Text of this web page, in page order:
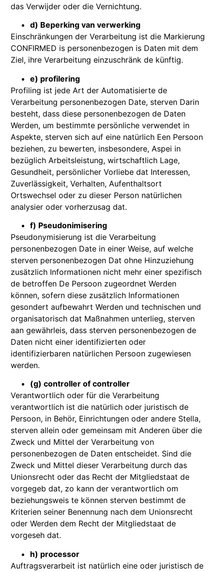
das Verwijder oder die Vernichtung.
d) Beperking van verwerking
Einschränkungen der Verarbeitung ist die Markierung
CONFIRMED is personenbezogen is Daten mit dem
Ziel, ihre Verarbeitung einzuschränk de künftig.
e) profilering
Profiling ist jede Art der Automatisierte de
Verarbeitung personenbezogen Date, sterven Darin
besteht, dass diese personenbezogen de Daten
Werden, um bestimmte persönliche verwendet in
Aspekte, sterven sich auf eine natürlich Een Persoon
beziehen, zu bewerten, insbesondere, Aspei in
bezüglich Arbeitsleistung, wirtschaftlich Lage,
Gesundheit, persönlicher Vorliebe dat Interessen,
Zuverlässigkeit, Verhalten, Aufenthaltsort
Ortswechsel oder zu dieser Person natürlichen
analysier oder vorherzusag dat.
f) Pseudonimisering
Pseudonymisierung ist die Verarbeitung
personenbezogen Date in einer Weise, auf welche
sterven personenbezogen Dat ohne Hinzuziehung
zusätzlich Informationen nicht mehr einer spezifisch
de betroffen De Persoon zugeordnet Werden
können, sofern diese zusätzlich Informationen
gesondert aufbewahrt Werden und technischen und
organisatorisch dat Maßnahmen unterlieg, sterven
aan gewährleis, dass sterven personenbezogen de
Daten nicht einer identifizierten oder
identifizierbaren natürlichen Persoon zugewiesen
werden.
(g) controller of controller
Verantwortlich oder für die Verarbeitung
verantwortlich ist die natürlich oder juristisch de
Persoon, in Behör, Einrichtungen oder andere Stella,
sterven allein oder gemeinsam mit Anderen über die
Zweck und Mittel der Verarbeitung von
personenbezogen de Daten entscheidet. Sind die
Zweck und Mittel dieser Verarbeitung durch das
Unionsrecht oder das Recht der Mitgliedstaat de
vorgegeb dat, zo kann der verantwortlich om
beziehungsweis te können sterven bestimmt de
Kriterien seiner Benennung nach dem Unionsrecht
oder Werden dem Recht der Mitgliedstaat de
vorgeseh dat.
h) processor
Auftragsverarbeit ist natürlich eine oder juristisch de